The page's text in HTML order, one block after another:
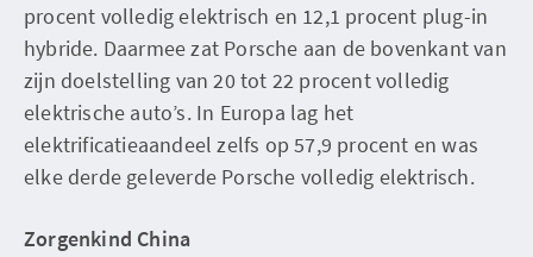
procent volledig elektrisch en 12,1 procent plug-in
hybride. Daarmee zat Porsche aan de bovenkant van
zijn doelstelling van 20 tot 22 procent volledig
elektrische auto’s. In Europa lag het
elektrificatieaandeel zelfs op 57,9 procent en was
elke derde geleverde Porsche volledig elektrisch.
Zorgenkind China